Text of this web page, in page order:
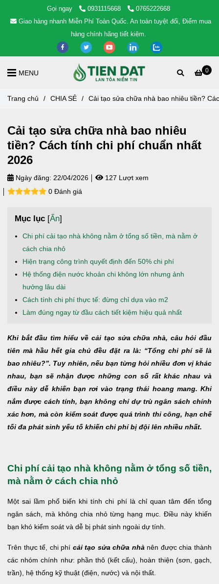
Gọi ngay 0931115668
0765222668
Giao hàng nhanh Miễn Phí Toàn Quốc. An toàn tuyệt đối, Điểm mua
hàng chính hãng tiết kiệm.
0
MENU
Trang chủ / CHIA SẺ / Cải tạo sửa chữa nhà bao nhiêu tiền?
Cải tạo sửa chữa nhà bao nhiêu
tiền? Cách tính chi phí chuẩn nhất
2026
Ngày đăng: 22/04/2026
127 Lượt xem
0 Đánh giá
Mục lục [Ẩn]
Chi phí cải tạo nhà không nằm ở tổng số tiền, mà nằm ở
cách chia nhỏ
Hiện trạng công trình quyết định đến 50% chi phí
Hệ thống điện nước khoản chi không lớn nhưng ảnh
hưởng lâu dài
Cách tính chi phí thực tế: đừng chỉ dựa vào m2
Làm đúng ngay từ đầu cách tiết kiệm hiệu quả nhất
Khi bắt đầu tìm hiểu về cải tạo sửa chữa nhà, câu hỏi đầu
tiên mà hầu hết gia chủ đều đặt ra là: “Tổng chi phí sẽ là
bao nhiêu?”. Tuy nhiên, nếu bạn từng hỏi nhiều đơn vị khác
nhau, bạn sẽ nhận được những con số rất khác nhau và
điều này dễ khiến bạn rơi vào trạng thái hoang mang. Khi
nắm được cách tính, bạn không chỉ dự trù ngân sách chính
xác hơn, mà còn kiểm soát được quá trình thi công, hạn chế
tối đa phát sinh yếu tố khiến chi phí bị đội lên nhiều nhất.
Chi phí cải tạo nhà không nằm ở tổng số tiền,
mà nằm ở cách chia nhỏ
Một sai lầm phổ biến khi tính chi phí là chỉ quan tâm đến tổng
ngân sách, mà không chia nhỏ từng hạng mục. Điều này khiến
bạn khó kiểm soát và dễ bị phát sinh ngoài dự tính.
Trên thực tế, chi phí cải tạo sửa chữa nhà nên được chia thành
các nhóm chính như: phần thô (kết cấu), hoàn thiện (sơn, gạch,
trần), hệ thống kỹ thuật (điện, nước) và nội thất.